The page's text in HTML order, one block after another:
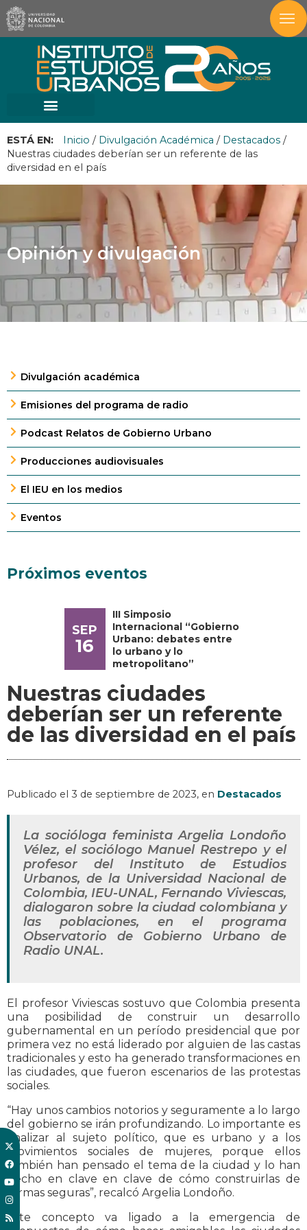
ESTÁ EN: Inicio / Divulgación Académica / Destacados /
Nuestras ciudades deberían ser un referente de las
diversidad en el país
Opinión y divulgación
Divulgación académica
Emisiones del programa de radio
Podcast Relatos de Gobierno Urbano
Producciones audiovisuales
El IEU en los medios
Eventos
Próximos eventos
SEP
16
III Simposio
Internacional “Gobierno
Urbano: debates entre
lo urbano y lo
metropolitano”
Nuestras ciudades
deberían ser un referente
de las diversidad en el país
Publicado el 3 de septiembre de 2023, en Destacados
La socióloga feminista Argelia Londoño
Vélez, el sociólogo Manuel Restrepo y el
profesor del Instituto de Estudios
Urbanos, de la Universidad Nacional de
Colombia, IEU-UNAL, Fernando Viviescas,
dialogaron sobre la ciudad colombiana y
las poblaciones, en el programa
Observatorio de Gobierno Urbano de
Radio UNAL.
El profesor Viviescas sostuvo que Colombia presenta
una posibilidad de construir un desarrollo
gubernamental en un período presidencial que por
primera vez no está liderado por alguien de las castas
tradicionales y esto ha generado transformaciones en
las ciudades, que fueron escenarios de las protestas
sociales.
“Hay unos cambios notorios y seguramente a lo largo
del gobierno se irán profundizando. Lo importante es
analizar al sujeto político, que es urbano y a los
movimientos sociales de mujeres, porque ellos
también han pensado el tema de la ciudad y lo han
hecho en clave en clave de cómo construirlas de
formas seguras”, recalcó Argelia Londoño.
Este concepto va ligado a la emergencia de